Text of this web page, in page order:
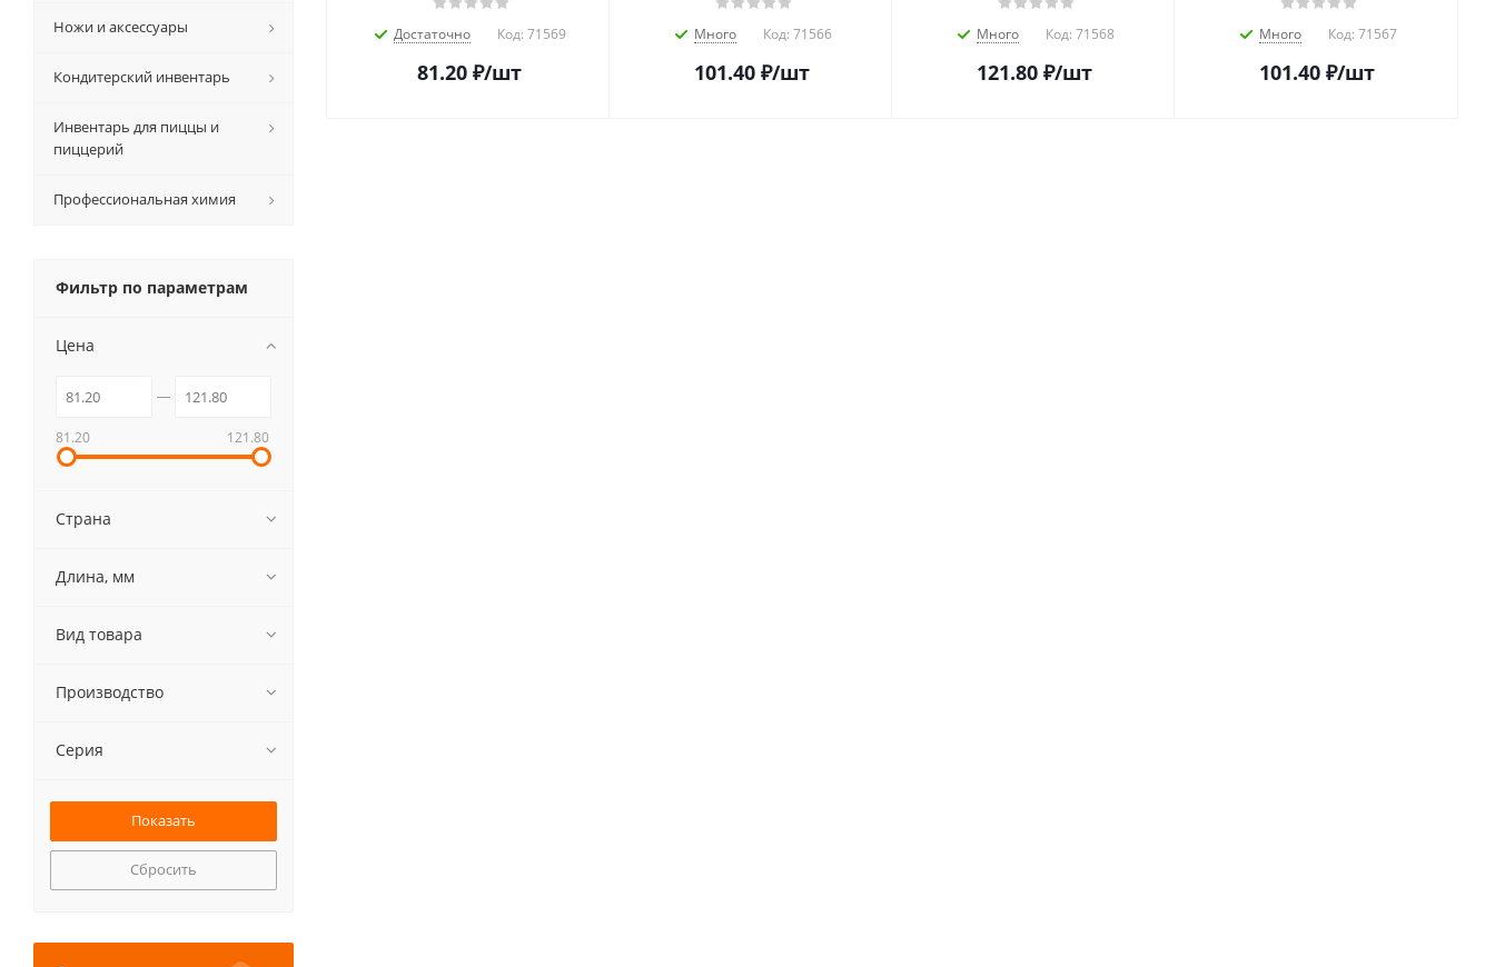
Достаточно Код: 71569
81.20₽/шт
Много Код: 71566
101.40₽/шт
Много Код: 71568
121.80₽/шт
Много Код: 71567
101.40₽/шт
Ножи и аксессуары
Кондитерский инвентарь
Инвентарь для пиццы и
пиццерий
Профессиональная химия
Фильтр по параметрам
Цена
81.20 121.80
Страна
Длина, мм
Вид товара
Производство
Серия
Сбросить